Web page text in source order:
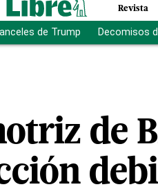
Revista
de Trump Decomisos
de